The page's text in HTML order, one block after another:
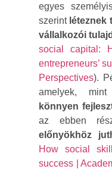
egyes
szerint léteznek
vállalkozói
social capital:
entrepreneurs’
Perspectives).
amelyek,
könnyen
az ebben
előnyökhöz
How social
success |